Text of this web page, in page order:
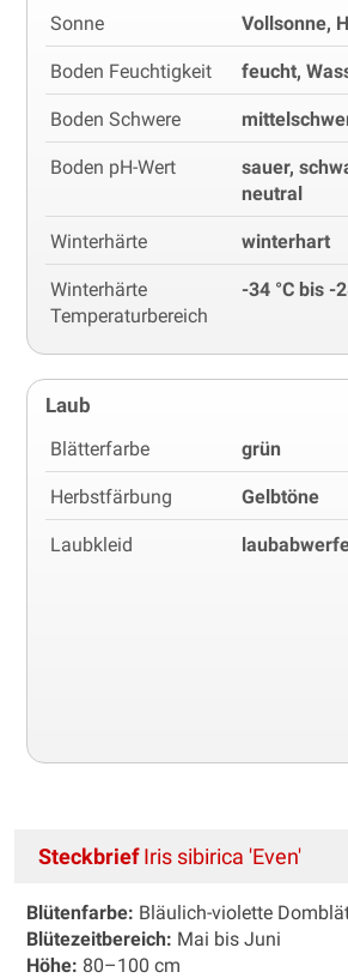
Sonne Vollsonne,
Boden Feuchtigkeit feucht,
Boden Schwere
Boden pH-Wert
sauer,
neutral
Winterhärte winterhart
Winterhärte
Temperaturbereich
-34 °C bis -
Laub
Blätterfarbe grün
Herbstfärbung Gelbtöne
Laubkleid
SteckbriefIris sibirica 'Even'
Blütenfarbe: Bläulich-violette
Blütezeitbereich: Mai bis Juni
Höhe: 80–100 cm